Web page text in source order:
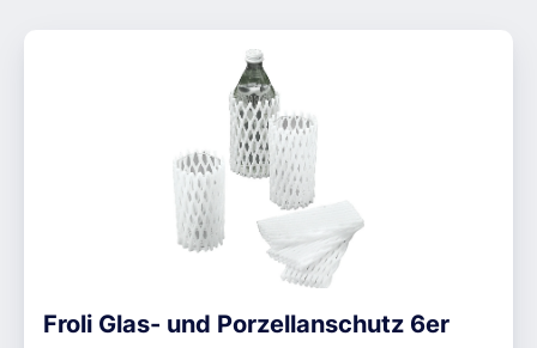
Froli Glas- und Porzellanschutz 6er